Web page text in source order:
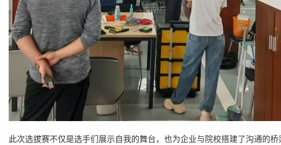
此次选拔赛不仅是选手们展示自我的舞台，也为企业与院校搭建了沟通的